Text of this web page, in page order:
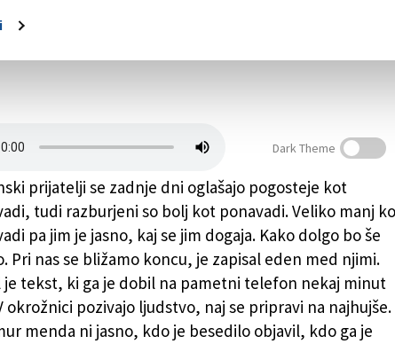
na rajskem
Dark Theme
prijatelji se zadnje dni oglašajo pogosteje kot
tudi razburjeni so bolj kot ponavadi. Veliko manj
pa jim je jasno, kaj se jim dogaja. Kako dolgo bo še
Pri nas se bližamo koncu, je zapisal eden med njimi.
je tekst, ki ga je dobil na pametni telefon nekaj minut
okrožnici pozivajo ljudstvo, naj se pripravi na najhujše.
menda ni jasno, kdo je besedilo objavil, kdo ga je